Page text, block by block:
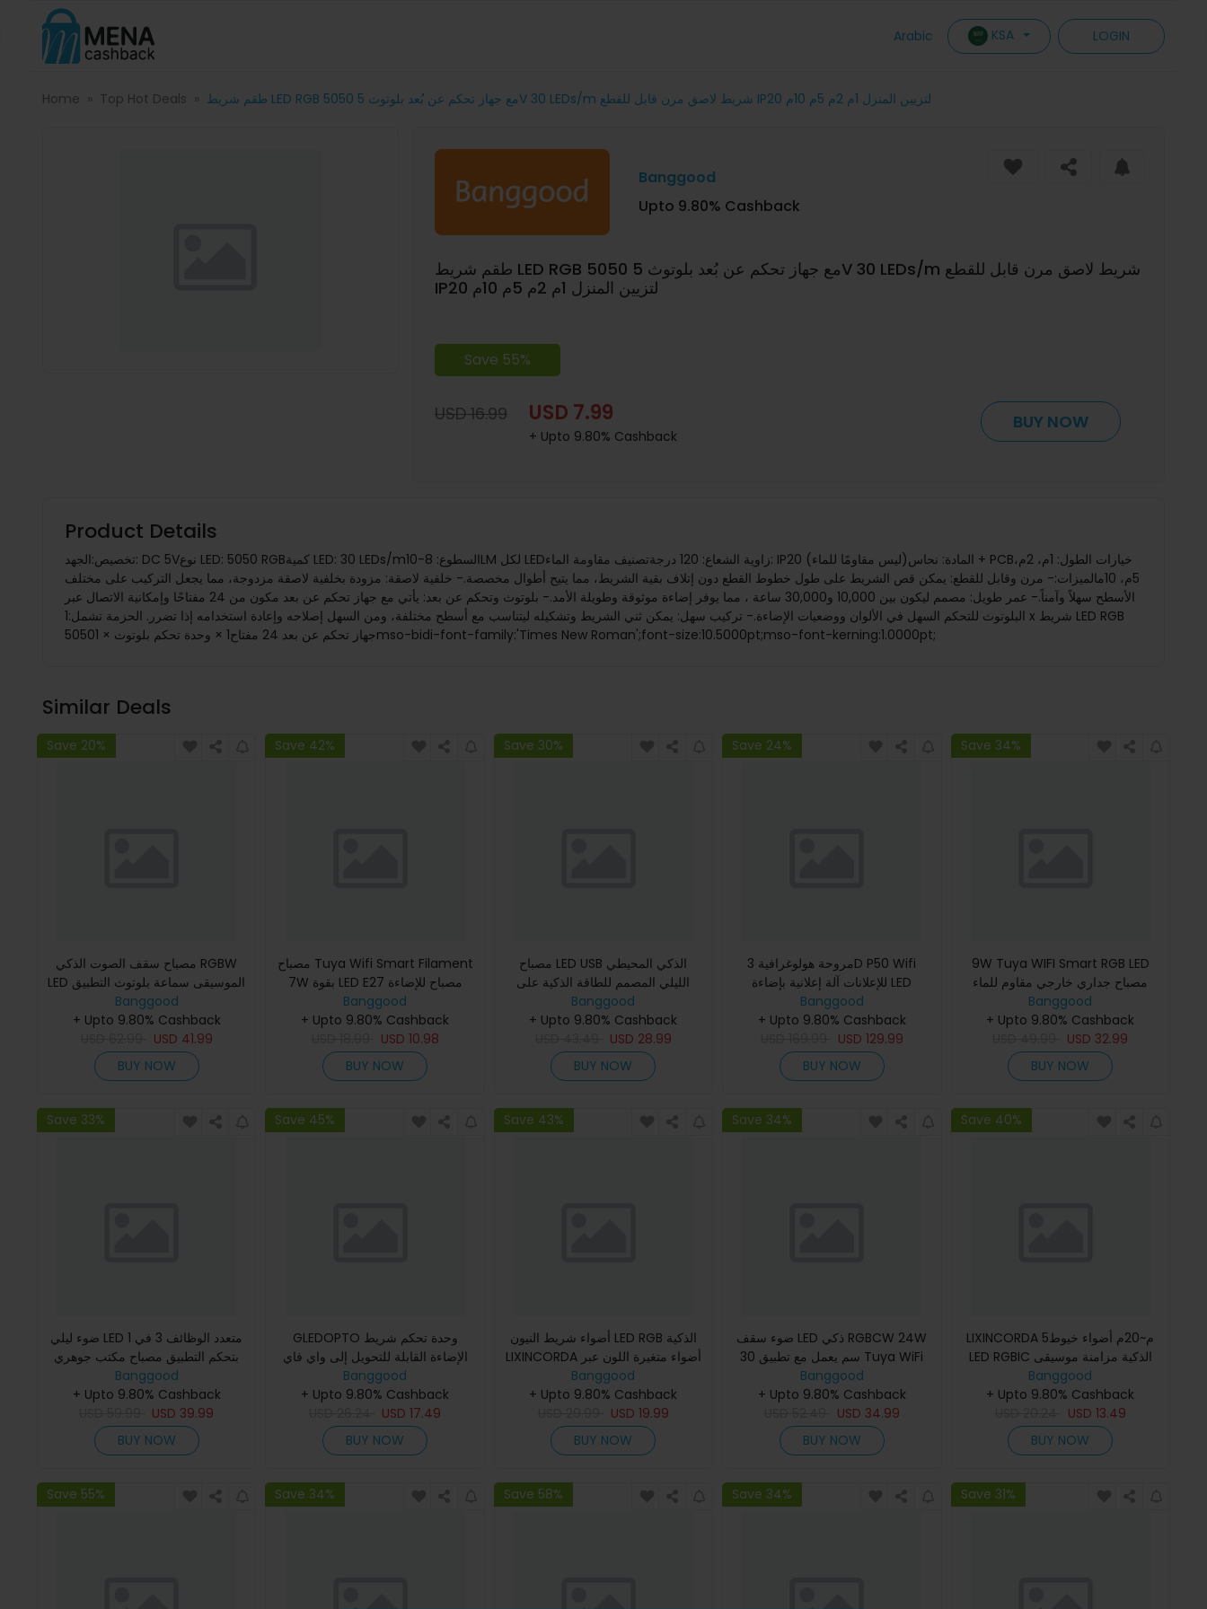
Arabic KSA LOGIN
Home Top Hot Deals طقم شريط LED RGB 5050 مع جهاز تحكم عن بُعد بلوتوث 5V 30 LEDs/m شريط لاصق مرن قابل للقطع IP20 لتزيين المنزل 1م 2م 5م 10م
Banggood
Upto 9.80% Cashback
طقم شريط LED RGB 5050 مع جهاز تحكم عن بُعد بلوتوث 5V 30 LEDs/m شريط لاصق مرن قابل للقطع
IP20 لتزيين المنزل 1م 2م 5م 10م
Save 55%
USD 16.99 USD 7.99
+ Upto 9.80% Cashback
BUY NOW
Product Details
تخصيص:الجهد: DC 5Vنوع LED: 5050 RGBكمية LED: 30 LEDs/mالسطوع: 8-10LM لكل LEDزاوية الشعاع: 120 درجةتصنيف مقاومة الماء: IP20 (ليس مقاومًا للماء)المادة: نحاس + PCBخيارات الطول: 1م، 2م،
5م، 10م الميزات:- مرن وقابل للقطع: يمكن قص الشريط على طول خطوط القطع دون إتلاف بقية الشريط، مما يتيح أطوال مخصصة.- خلفية لاصقة: مزودة بخلفية لاصقة مزدوجة، مما يجعل التركيب على مختلف
الأسطح سهلاً وآمناً.- عمر طويل: مصمم ليكون بين 10,000 و30,000 ساعة ، مما يوفر إضاءة موثوقة وطويلة الأمد.- بلوتوث وتحكم عن بعد: يأتي مع جهاز تحكم عن بعد مكون من 24 مفتاحًا وإمكانية الاتصال عبر
البلوتوث للتحكم السهل في الألوان ووضعيات الإضاءة.- تركيب سهل: يمكن ثني الشريط وتشكيله ليتناسب مع أسطح مختلفة، ومن السهل إصلاحه وإعادة استخدامه إذا تضرر. الحزمة تشمل:1 x شريط LED RGB
50501 × جهاز تحكم عن بعد 24 مفتاح1 × وحدة تحكم بلوتوثmso-bidi-font-family:'Times New Roman';font-size:10.5000pt;mso-font-kerning:1.0000pt;
Similar Deals
Save 20%
مصباح سقف الصوت الذكي RGBW
LED الموسيقى سماعة بلوتوث التطبيق
+ التحكم عن بعد غرفة نوم
Banggood
+ Upto 9.80% Cashback
USD 41.99
BUY NOW
Save 42%
مصباح Tuya Wifi Smart Filament
7W بقوة LED E27 مصباح للإضاءة
Life Alexa Google Home
Banggood
+ Upto 9.80% Cashback
USD 10.98
BUY NOW
Save 30%
مصباح LED USB الذكي المحيطي
الليلي المصمم للطاقة الذكية على
المكتب مع تطبيق قابل للتعتيم لتغيير
الألوان في غرفة النوم وغ
Banggood
+ Upto 9.80% Cashback
USD 28.99
BUY NOW
Save 24%
مروحة هولوغرافية 3D P50 Wifi
للإعلانات آلة إعلانية بإضاءة LED
بواسطة الخدمة الذاتية الذكية بتقنية
الهوائي دعم فيديو صورة
Banggood
+ Upto 9.80% Cashback
USD 129.99
BUY NOW
Save 34%
9W Tuya WIFI Smart RGB LED
مصباح جداري خارجي مقاوم للماء
الخارجي مصباح الجو مغسلة
Banggood
+ Upto 9.80% Cashback
USD 32.99
BUY NOW
Save 33%
ضوء ليلي LED متعدد الوظائف 3 في 1
بتحكم التطبيق مصباح مكتب جوهري
ذكي متعدد الوظائف للشحن اللاسلكي
ومنبه
Banggood
+ Upto 9.80% Cashback
USD 39.99
BUY NOW
Save 45%
GLEDOPTO وحدة تحكم شريط
الإضاءة القابلة للتحويل إلى واي فاي
SK6812 TM1814 WS2813 WS2815
RGBIC L
Banggood
+ Upto 9.80% Cashback
USD17.49
BUY NOW
Save 43%
أضواء شريط النيون LED RGB الذكية
LIXINCORDA أضواء متغيرة اللون عبر
Bluetooth أضواء شريط النيون
السيليكوني LED التحكم عبر
Banggood
+ Upto 9.80% Cashback
USD 19.99
BUY NOW
Save 34%
ضوء سقف LED ذكي RGBCW 24W
30 سم يعمل مع تطبيق Tuya WiFi
التحكم الصوتي ضوء سقف LED قابل
للتعديل ومزامنة الموسيقى ضوء
سقف
Banggood
+ Upto 9.80% Cashback
USD 34.99
BUY NOW
Save 40%
LIXINCORDA 5م~20م أضواء خيوط
LED RGBIC الذكية مزامنة موسيقى
التطبيق/الريموت/الصوت مع أليكسا
Banggood
+ Upto 9.80% Cashback
USD 13.49
BUY NOW
Save 55% Save 34% Save 58% Save 34% Save 31%